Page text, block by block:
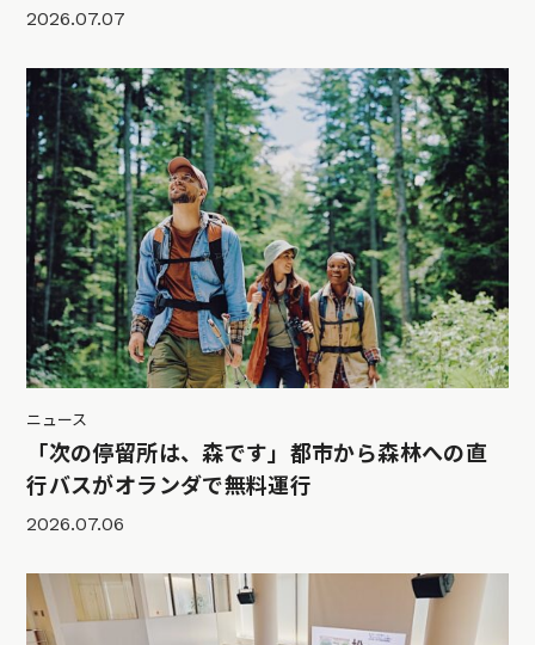
2026.07.07
ニュース
「次の停留所は、森です」都市から森林への直
行バスがオランダで無料運行
2026.07.06